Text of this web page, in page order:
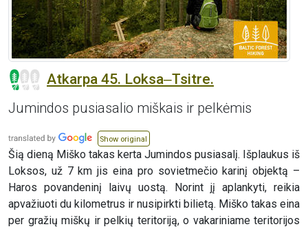
Atkarpa 45. Loksa‒Tsitre.
Jumindos pusiasalio miškais ir pelkėmis
Show original
Šią dieną Miško takas kerta Jumindos pusiasalį. Išplaukus iš
Loksos, už 7 km jis eina pro sovietmečio karinį objektą –
Haros povandeninį laivų uostą. Norint jį aplankyti, reikia
apvažiuoti du kilometrus ir nusipirkti bilietą. Miško takas eina
per gražių miškų ir pelkių teritoriją, o vakariniame teritorijos